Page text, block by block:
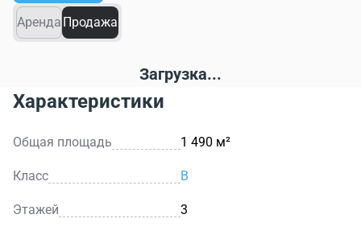
Аренда Продажа
Загрузка...
Характеристики
Общая площадь 1 490 м²
Класс B
Этажей 3